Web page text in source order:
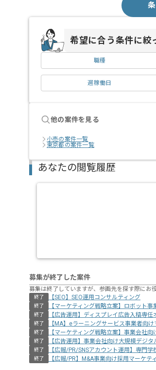
希望に合う条件に絞
職種
週稼働日
他の案件を見る
小売の案件一覧
東京都の案件一覧
あなたの閲覧履歴
募集が終了した案件
募集は終了していますが、参画先を探す際にお
終了 【SEO】SEO運用コンサルティング
終了 【マーケティング戦略立案】ロボット
終了 【広告運用】ディスプレイ広告入稿専任
終了 【MA】eラーニングサービス事業者向
終了 【マーケティング戦略立案】事業会社向
終了 【広告運用】事業会社向け大規模デジ
終了 【広報/PR/SNSアカウント運用】専門
終了 【広報/PR】M&A事業向け採用マーケテ